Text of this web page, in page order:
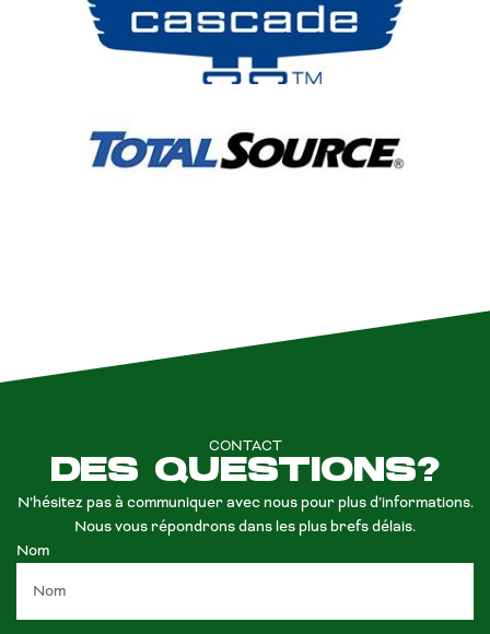
CONTACT
DES QUESTIONS?
N’hésitez pas à communiquer avec nous pour plus d’informations.
Nous vous répondrons dans les plus brefs délais.
Nom